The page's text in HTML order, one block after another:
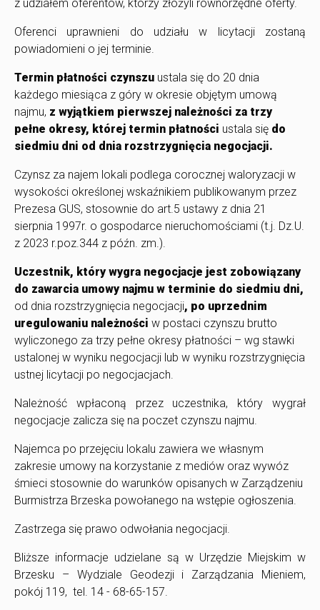
z udziałem oferentów, którzy złożyli równorzędne oferty.
Oferenci uprawnieni do udziału w licytacji zostaną
powiadomieni o jej terminie.
Termin płatności czynszu ustala się do 20 dnia
każdego miesiąca z góry w okresie objętym umową
najmu, z wyjątkiem pierwszej należności za trzy
pełne okresy, której termin płatności ustala się do
siedmiu dni od dnia rozstrzygnięcia negocjacji.
Czynsz za najem lokali podlega corocznej waloryzacji w
wysokości określonej wskaźnikiem publikowanym przez
Prezesa GUS, stosownie do art.5 ustawy z dnia 21
sierpnia 1997r. o gospodarce nieruchomościami (t.j. Dz.U.
z 2023 r.poz.344 z późn. zm.).
Uczestnik, który wygra negocjacje jest zobowiązany
do zawarcia umowy najmu w terminie do siedmiu dni,
od dnia rozstrzygnięcia negocjacji, po uprzednim
uregulowaniu należności w postaci czynszu brutto
wyliczonego za trzy pełne okresy płatności – wg stawki
ustalonej w wyniku negocjacji lub w wyniku rozstrzygnięcia
ustnej licytacji po negocjacjach.
Należność wpłaconą przez uczestnika, który wygrał
negocjacje zalicza się na poczet czynszu najmu.
Najemca po przejęciu lokalu zawiera we własnym
zakresie umowy na korzystanie z mediów oraz wywóz
śmieci stosownie do warunków opisanych w Zarządzeniu
Burmistrza Brzeska powołanego na wstępie ogłoszenia.
Zastrzega się prawo odwołania negocjacji.
Bliższe informacje udzielane są w Urzędzie Miejskim w
Brzesku – Wydziale Geodezji i Zarządzania Mieniem,
pokój 119, tel. 14 - 68-65-157.